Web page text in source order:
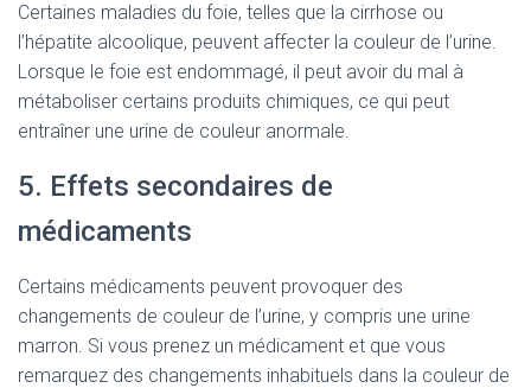
Certaines maladies du foie, telles que la cirrhose ou
l’hépatite alcoolique, peuvent affecter la couleur de l’urine.
Lorsque le foie est endommagé, il peut avoir du mal à
métaboliser certains produits chimiques, ce qui peut
entraîner une urine de couleur anormale.
5. Effets secondaires de
médicaments
Certains médicaments peuvent provoquer des
changements de couleur de l’urine, y compris une urine
marron. Si vous prenez un médicament et que vous
remarquez des changements inhabituels dans la couleur de